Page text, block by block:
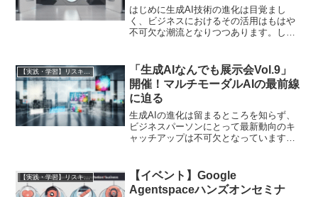
はじめに生成AI技術の進化は目覚まし
く、ビジネスにおけるその活用はもはや
不可欠な潮流となりつつあります。しか
テムとの連携といった多岐にわたる課題
が伴います。特に、機密情...
【実践・学習】リスキリング成功ガイド（スクール・講座比較）
「生成AIなんでも展示会Vol.9」
開催！マルチモーダルAIの最前線
に迫る
生成AIの進化は留まるところを知らず、
ビジネスパーソンにとって最新動向のキ
ャッチアップは不可欠となっています。
AI」は、次世代のビジネスアプリケーシ
ョンの中核を担う技術...
【実践・学習】リスキリング成功ガイド（スクール・講座比較）
【イベント】Google
Agentspaceハンズオンセミナ